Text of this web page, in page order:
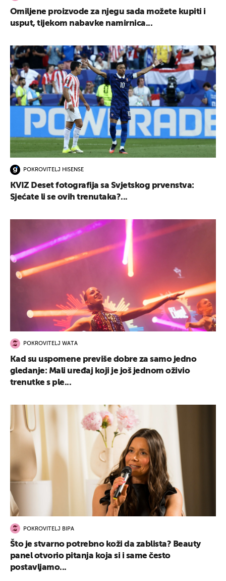
Omiljene proizvode za njegu sada možete kupiti i
usput, tijekom nabavke namirnica...
POKROVITELJ HISENSE
KVIZ Deset fotografija sa Svjetskog prvenstva:
Sjećate li se ovih trenutaka?...
POKROVITELJ WATA
Kad su uspomene previše dobre za samo jedno
gledanje: Mali uređaj koji je još jednom oživio
trenutke s ple...
POKROVITELJ BIPA
Što je stvarno potrebno koži da zablista? Beauty
panel otvorio pitanja koja si i same često
postavljamo...